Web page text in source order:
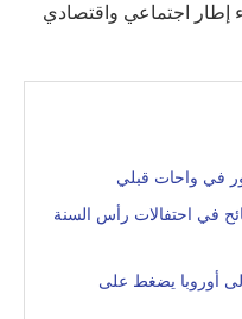
إطار اجتماعي واقتصادي
في واحات قبلي
12 ألف سائح في احتفالات رأس السنة
أوروبا يضغط على